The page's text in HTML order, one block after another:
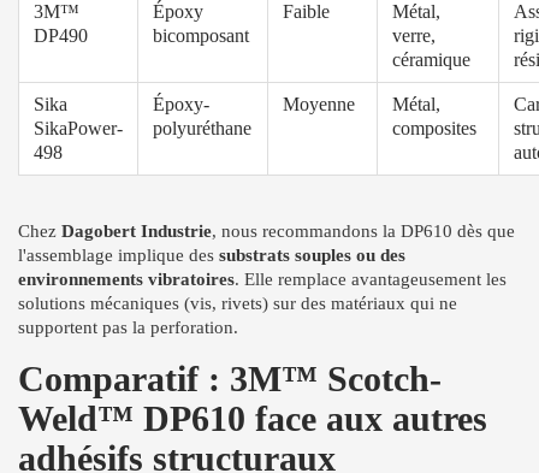
3M™
DP490
Époxy
bicomposant
Faible
Métal,
verre,
céramique
Sika
SikaPower-
498
Époxy-
polyuréthane
Moyenne
Métal,
composites
Chez Dagobert Industrie, nous recommandons la DP610 dès que
l'assemblage implique des substrats souples ou des
environnements vibratoires. Elle remplace avantageusement les
solutions mécaniques (vis, rivets) sur des matériaux qui ne
supportent pas la perforation.
Comparatif : 3M™ Scotch-
Weld™ DP610 face aux autres
adhésifs structuraux